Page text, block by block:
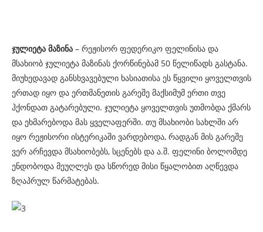
ჯულიეტა მაზინა – რეჟისორ ფედერიკო ფელინისა და
მსახიობ ჯულიეტა მაზინას ქორწინებამ 50 წელიწადს გასტანა.
მიუხედავად განსხვავებული ხასიათისა ეს წყვილი ყოველთვის
ერთად იყო და ერთმანეთის გარეშე მაქსიმუმ ერთი თვე
ჰქონდათ გატარებული. ჯულიეტა ყოველთვის უთმობდა ქმარს
და ეხმარებოდა მას ყველაფერში. თუ მსახიობი სახლში არ
იყო რეჟისორი ისტერიკაში ვარდებოდა, რადგან მის გარეშე
ვერ არჩევდა მსახიობებს, სცენებს და ა.შ. ფელინი ბოლომდე
ენდობოდა მეუღლეს და სწორედ მისი წყალობით აღწევდა
ზღაპრულ წარმატებას.